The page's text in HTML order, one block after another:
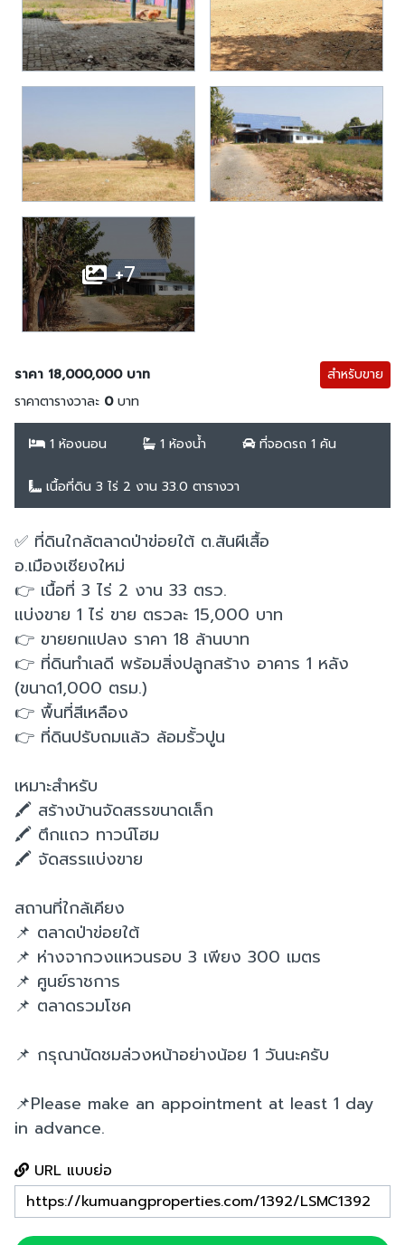
+7
ราคา 18,000,000 บาท
ราคาตารางวาละ 0บาท
สำหรับขาย
1 ห้องนอน 1 ห้องน้ำ ที่จอดรถ 1 คัน
เนื้อที่ดิน 3 ไร่ 2 งาน 33.0 ตารางวา
✅ ที่ดินใกล้ตลาดป่าข่อยใต้ ต.สันผีเสื้อ
อ.เมืองเชียงใหม่
👉 เนื้อที่ 3 ไร่ 2 งาน 33 ตรว.
แบ่งขาย 1 ไร่ ขาย ตรวละ 15,000 บาท
👉 ขายยกแปลง ราคา 18 ล้านบาท
👉 ที่ดินทำเลดี พร้อมสิ่งปลูกสร้าง อาคาร 1 หลัง
(ขนาด1,000 ตรม.)
👉 พื้นที่สีเหลือง
👉 ที่ดินปรับถมแล้ว ล้อมรั้วปูน
เหมาะสำหรับ
🖍 สร้างบ้านจัดสรรขนาดเล็ก
🖍 ตึกแถว ทาวน์โฮม
🖍 จัดสรรแบ่งขาย
สถานที่ใกล้เคียง
📌 ตลาดป่าข่อยใต้
📌 ห่างจากวงแหวนรอบ 3 เพียง 300 เมตร
📌 ศูนย์ราชการ
📌 ตลาดรวมโชค
📌 กรุณานัดชมล่วงหน้าอย่างน้อย 1 วันนะครับ
📌Please make an appointment at least 1 day
in advance.
URL แบบย่อ